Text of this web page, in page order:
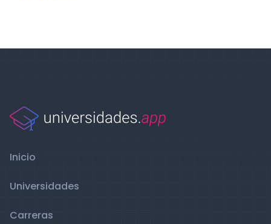
Inicio
Universidades
Carreras